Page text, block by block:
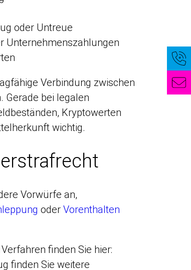
oder Untreue
Unternehmenszahlungen
Verbindung zwischen
Gerade bei legalen
Kryptowerten
wichtig.
Vorwürfe an,
oder Vorenthalten
finden Sie hier:
finden Sie weitere